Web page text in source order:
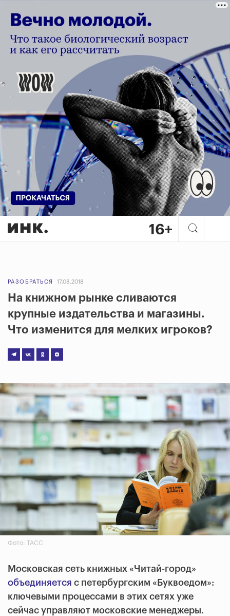
РАЗОБРАТЬСЯ 17.08.2018
На книжном рынке сливаются
крупные издательства и магазины.
Что изменится для мелких игроков?
Фото: ТАСС
Московская сеть книжных «Читай-город»
объединяется с петербургским «Буквоедом»:
ключевыми процессами в этих сетях уже
сейчас управляют московские менеджеры.